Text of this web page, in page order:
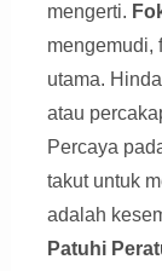
mengerti.
mengemudi,
utama.
atau
Percaya
takut untuk
adalah
Patuhi